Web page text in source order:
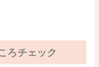
ろチェック